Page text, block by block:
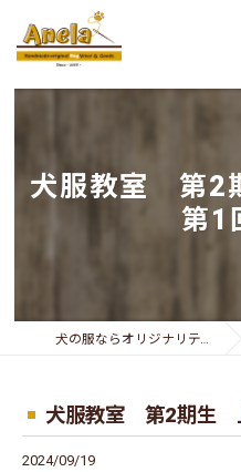
犬服教室 第
第1
犬の服ならオリジナリティー溢れるAnela
犬服教室 第2期生
2024/09/19